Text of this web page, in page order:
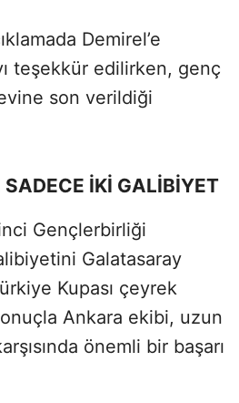
Demirel’e
teşekkür edilirken, genç
son verildiği
SADECE İKİ GALİBİYET
Gençlerbirliği
Galatasaray
Kupası çeyrek
Ankara ekibi, uzun
önemli bir başarı